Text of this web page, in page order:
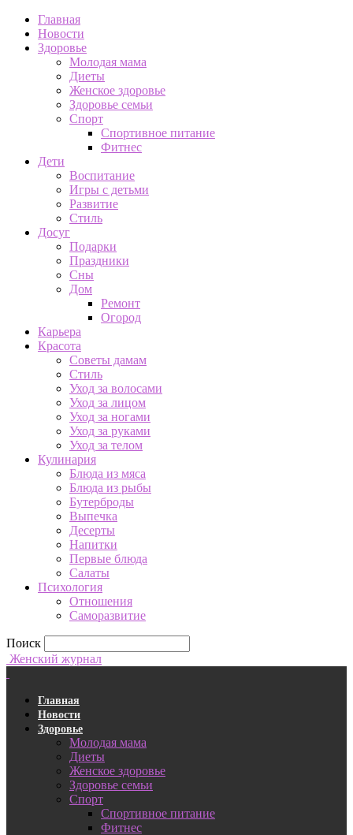
Главная
Новости
Здоровье
Молодая мама
Диеты
Женское здоровье
Здоровье семьи
Спорт
Спортивное питание
Фитнес
Дети
Воспитание
Игры с детьми
Развитие
Стиль
Досуг
Подарки
Праздники
Сны
Дом
Ремонт
Огород
Карьера
Красота
Советы дамам
Стиль
Уход за волосами
Уход за лицом
Уход за ногами
Уход за руками
Уход за телом
Кулинария
Блюда из мяса
Блюда из рыбы
Бутерброды
Выпечка
Десерты
Напитки
Первые блюда
Салаты
Психология
Отношения
Саморазвитие
Поиск
Женский журнал
Главная
Новости
Здоровье
Молодая мама
Диеты
Женское здоровье
Здоровье семьи
Спорт
Спортивное питание
Фитнес